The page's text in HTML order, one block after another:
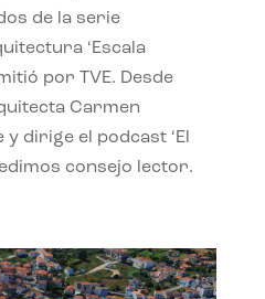
de la serie
‘Escala
por TVE. Desde
Carmen
dirige el podcast ‘El
consejo lector.